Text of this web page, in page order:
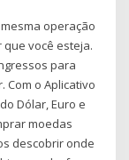
operação
você esteja.
para
Com o Aplicativo
Dólar, Euro e
moedas
descobrir onde